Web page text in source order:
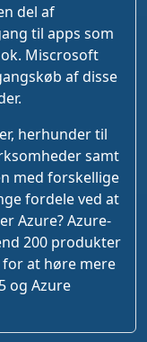
del af
til apps som
Miscrosoft
af disse
herhunder til
samt
med forskellige
fordele ved at
Azure? Azure-
200 produkter
for at høre mere
og Azure